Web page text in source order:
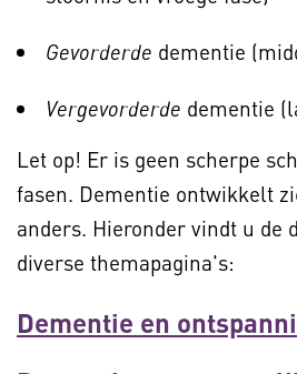
Gevorderde dementie
Vergevorderde dementie
Let op! Er is geen scherpe
fasen. Dementie ontwikkelt
anders. Hieronder vindt u de
diverse themapagina's:
Dementie en